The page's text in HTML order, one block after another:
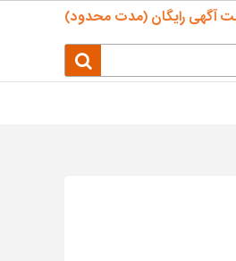
آگهی رایگان (مدت محدود)